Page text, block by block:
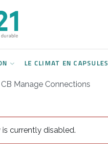
LE CLIMAT EN CAPSULES
CB Manage Connections
currently disabled.
21